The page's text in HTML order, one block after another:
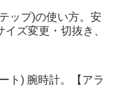
ップ)の使い方。安
ズ変更・切抜き、
ト) 腕時計。【アラ